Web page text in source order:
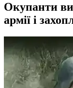
Окупанти
армії і